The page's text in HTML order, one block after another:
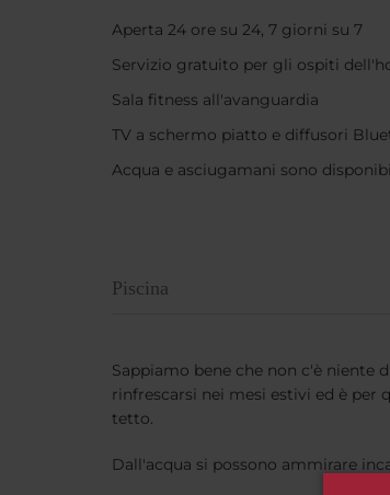
Aperta 24 ore su 24, 7 giorni su 7
Servizio gratuito per gli ospiti
Sala fitness all'avanguardia
TV a schermo piatto e diffusori
Acqua e asciugamani sono
Piscina
Sappiamo bene che non c'è niente
rinfrescarsi nei mesi estivi ed è per
tetto.
Dall'acqua si possono ammirare